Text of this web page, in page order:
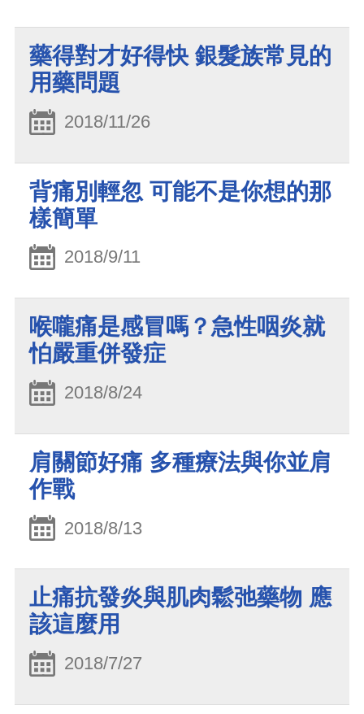
藥得對才好得快 銀髮族常見的
用藥問題
2018/11/26
背痛別輕忽 可能不是你想的那
樣簡單
2018/9/11
喉嚨痛是感冒嗎？急性咽炎就
怕嚴重併發症
2018/8/24
肩關節好痛 多種療法與你並肩
作戰
2018/8/13
止痛抗發炎與肌肉鬆弛藥物 應
該這麼用
2018/7/27